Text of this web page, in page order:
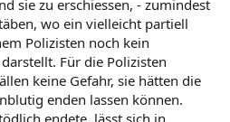
sie zu erschiessen, - zumindest
wo ein vielleicht partiell
Polizisten noch kein
Für die Polizisten
keine Gefahr, sie hätten die
enden lassen können.
endete, lässt sich in